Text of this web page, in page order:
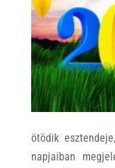
ötödik
napjaiban